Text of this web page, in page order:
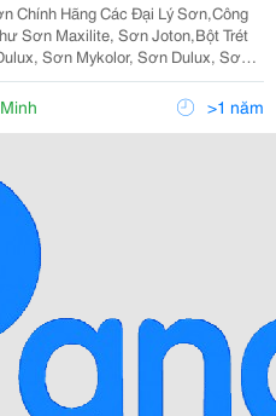
Chính Hãng Các Đại Lý Sơn,Công
Sơn Maxilite, Sơn Joton,Bột Trét
Sơn Mykolor, Sơn Dulux, Sơn
Sơn Joton, Sơn Spec..và Nhiều
Sơn Khác Quý Khách Có Nhu Cầu Xin L
>1 năm